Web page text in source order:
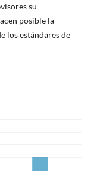
su
posible la
los estándares de